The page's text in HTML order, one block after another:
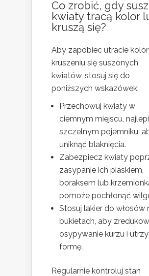
Co zrobić, gdy
kwiaty tracą kolor
kruszą się?
Aby zapobiec utracie
kruszeniu się suszonych
kwiatów, stosuj się do
poniższych wskazówek:
Przechowuj kwiaty w
ciemnym miejscu,
szczelnym pojemniku,
uniknąć blaknięcia.
Zabezpiecz kwiaty
zasypanie ich piaskiem,
boraksem lub
pomoże pochłonąć
Stosuj lakier do włosów
bukietach, aby
osypywanie kurzu i
formę.
Regularnie kontroluj stan